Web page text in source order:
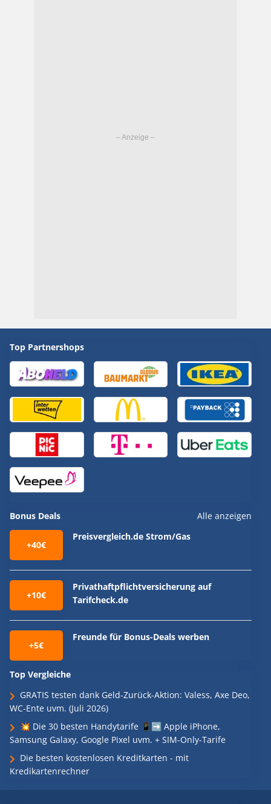
Top Partnershops
Bonus Deals Alle anzeigen
+40€
Preisvergleich.de Strom/Gas
+10€
Privathaftpflichtversicherung auf
Tarifcheck.de
+5€
Freunde für Bonus-Deals werben
Top Vergleiche
GRATIS testen dank Geld-Zurück-Aktion: Valess, Axe Deo,
WC-Ente uvm. (Juli 2026)
💥 Die 30 besten Handytarife 📱➡️ Apple iPhone,
Samsung Galaxy, Google Pixel uvm. + SIM-Only-Tarife
Die besten kostenlosen Kreditkarten - mit
Kredikartenrechner